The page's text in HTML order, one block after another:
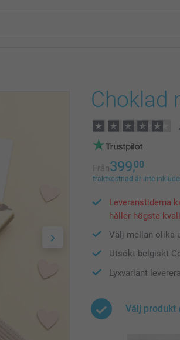
Choklad
Från399,00
fraktkostnad är inte
Leveranstiderna
håller högsta
Välj mellan olika
Utsökt belgiskt
Lyxvariant
Välj produkt